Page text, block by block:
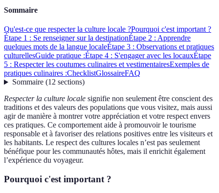
Sommaire
Qu'est-ce que respecter la culture locale ?Pourquoi c'est important ?
Étape 1 : Se renseigner sur la destinationÉtape 2 : Apprendre
quelques mots de la langue localeÉtape 3 : Observations et pratiques
culturellesGuide pratique :Étape 4 : S'engager avec les locauxÉtape
5 : Respecter les coutumes culinaires et vestimentairesExemples de
pratiques culinaires :ChecklistGlossaireFAQ
Sommaire(12 sections)
Respecter la culture locale signifie non seulement être conscient des
traditions et des valeurs des populations que vous visitez, mais aussi
agir de manière à montrer votre appréciation et votre respect envers
ces pratiques. Ce comportement aide à promouvoir le tourisme
responsable et à favoriser des relations positives entre les visiteurs et
les habitants. Le respect des cultures locales n’est pas seulement
bénéfique pour les communautés hôtes, mais il enrichit également
l’expérience du voyageur.
Pourquoi c'est important ?